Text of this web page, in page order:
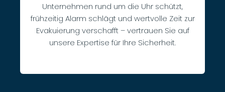
Unternehmen rund um die Uhr schützt,
frühzeitig Alarm schlägt und wertvolle Zeit zur
Evakuierung verschafft – vertrauen Sie auf
unsere Expertise für Ihre Sicherheit.